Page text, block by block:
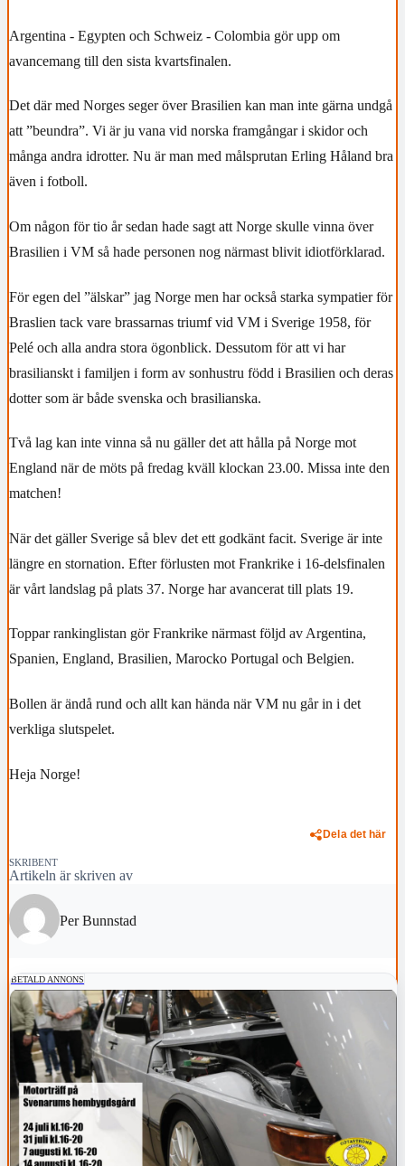
Argentina - Egypten och Schweiz - Colombia gör upp om
avancemang till den sista kvartsfinalen.
Det där med Norges seger över Brasilien kan man inte gärna undgå
att ”beundra”. Vi är ju vana vid norska framgångar i skidor och
många andra idrotter. Nu är man med målsprutan Erling Håland bra
även i fotboll.
Om någon för tio år sedan hade sagt att Norge skulle vinna över
Brasilien i VM så hade personen nog närmast blivit idiotförklarad.
För egen del ”älskar” jag Norge men har också starka sympatier för
Braslien tack vare brassarnas triumf vid VM i Sverige 1958, för
Pelé och alla andra stora ögonblick. Dessutom för att vi har
brasilianskt i familjen i form av sonhustru född i Brasilien och deras
dotter som är både svenska och brasilianska.
Två lag kan inte vinna så nu gäller det att hålla på Norge mot
England när de möts på fredag kväll klockan 23.00. Missa inte den
matchen!
När det gäller Sverige så blev det ett godkänt facit. Sverige är inte
längre en stornation. Efter förlusten mot Frankrike i 16-delsfinalen
är vårt landslag på plats 37. Norge har avancerat till plats 19.
Toppar rankinglistan gör Frankrike närmast följd av Argentina,
Spanien, England, Brasilien, Marocko Portugal och Belgien.
Bollen är ändå rund och allt kan hända när VM nu går in i det
verkliga slutspelet.
Heja Norge!
Dela det här
SKRIBENT
Artikeln är skriven av
Per Bunnstad
BETALD ANNONS